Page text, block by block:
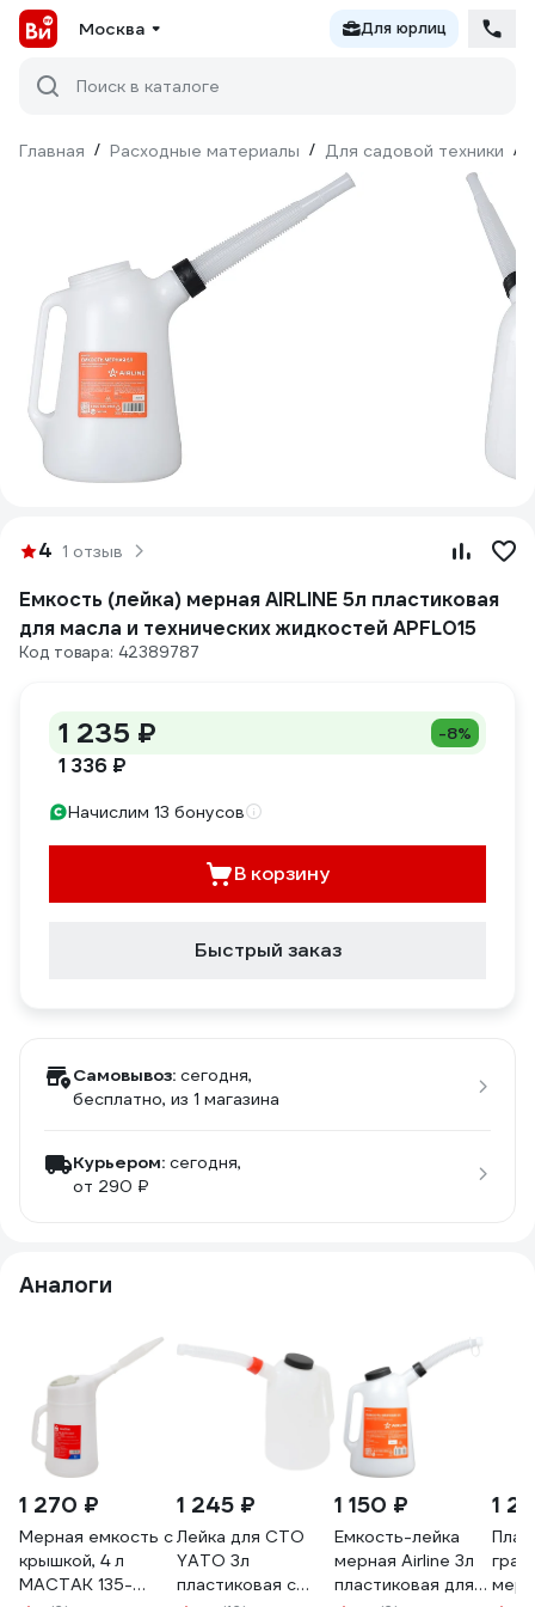
Москва Для юрлиц
Поиск в каталоге
Главная / Расходные материалы / Для садовой техники /
4 1 отзыв
Емкость (лейка) мерная AIRLINE 5л пластиковая
для масла и технических жидкостей APFL015
Код товара: 42389787
1 235 ₽ -8%
1 336 ₽
Начислим 13 бонусов
В корзину
Быстрый заказ
Самовывоз: сегодня,
бесплатно, из 1 магазина
Курьером: сегодня,
от 290 ₽
Аналоги
1 270 ₽
Мерная емкость с
крышкой, 4 л
МАСТАК 135-
1 245 ₽
Лейка для СТО
YATO 3л
пластиковая с
1 150 ₽
Емкость-лейка
мерная Airline 3л
пластиковая для
1